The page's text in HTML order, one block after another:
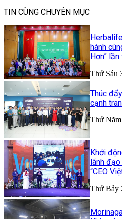
TIN CÙNG CHUYÊN MỤC
hành
Hơn” lần
Thứ Sáu
Thúc
cạnh
Thứ
Khởi
lãnh
“CEO
Thứ Bảy